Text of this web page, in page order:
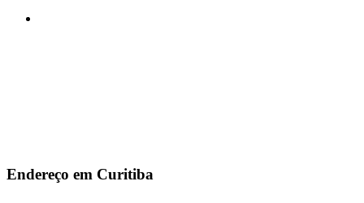
Endereço em Curitiba